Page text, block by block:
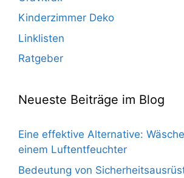
Kinderzimmer Deko
Linklisten
Ratgeber
Neueste Beiträge im Blog
Eine effektive Alternative:
einem Luftentfeuchter
Bedeutung von